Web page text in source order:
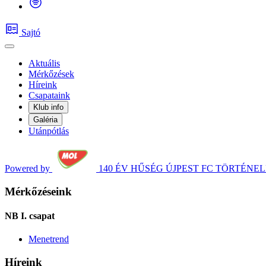
Sajtó
Aktuális
Mérkőzések
Híreink
Csapataink
Klub info
Galéria
Utánpótlás
Powered by 140 ÉV HŰSÉG ÚJPEST FC
Mérkőzéseink
NB I. csapat
Menetrend
Híreink